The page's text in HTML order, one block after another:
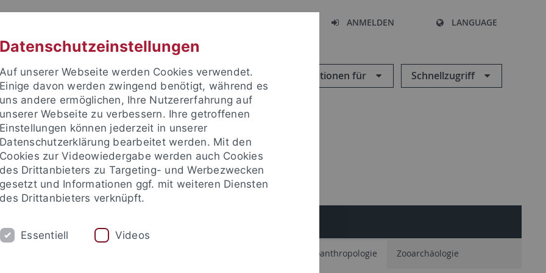
ANMELDEN LANGUAGE
Informationen für Schnellzugriff
Paläoanthropologie Zooarchäologie
Datenschutzeinstellungen
Auf unserer Webseite werden Cookies verwendet.
Einige davon werden zwingend benötigt, während es
uns andere ermöglichen, Ihre Nutzererfahrung auf
unserer Webseite zu verbessern. Ihre getroffenen
Einstellungen können jederzeit in unserer
Datenschutzerklärung bearbeitet werden. Mit den
Cookies zur Videowiedergabe werden auch Cookies
des Drittanbieters zu Targeting- und Werbezwecken
gesetzt und Informationen ggf. mit weiteren Diensten
des Drittanbieters verknüpft.
Essentiell Videos